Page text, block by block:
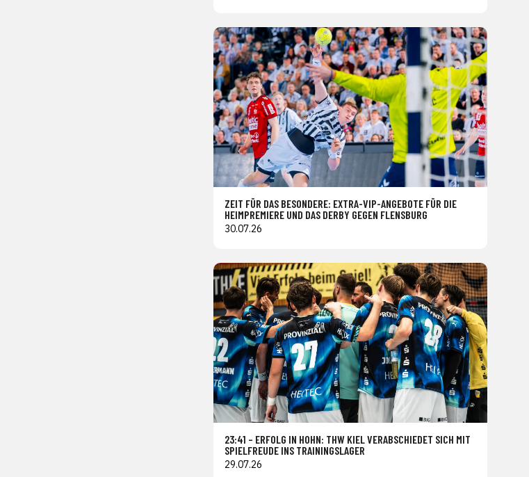
ZEIT FÜR DAS BESONDERE: EXTRA-VIP-ANGEBOTE FÜR DIE
HEIMPREMIERE UND DAS DERBY GEGEN FLENSBURG
30.07.26
23:41 – ERFOLG IN HOHN: THW KIEL VERABSCHIEDET SICH MIT
SPIELFREUDE INS TRAININGSLAGER
29.07.26